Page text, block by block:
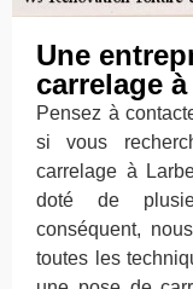
Une
carrelage
Pensez à
si vous
carrelage à
doté de
conséquent,
toutes les